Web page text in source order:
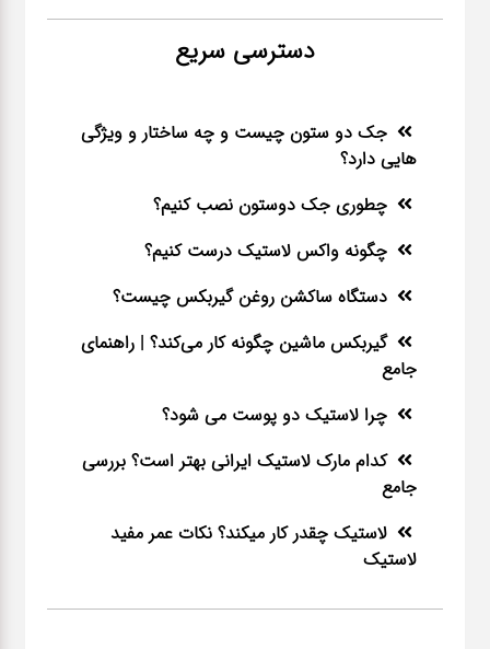
دسترسی سریع
جک دو ستون چیست و چه ساختار و ویژگی
هایی دارد؟
چطوری جک دوستون نصب کنیم؟
چگونه واکس لاستیک درست کنیم؟
دستگاه ساکشن روغن گیربکس چیست؟
گیربکس ماشین چگونه کار می‌کند؟ | راهنمای
جامع
چرا لاستیک دو پوست می شود؟
کدام مارک لاستیک ایرانی بهتر است؟ بررسی
جامع
لاستیک چقدر کار میکند؟ نکات عمر مفید
لاستیک